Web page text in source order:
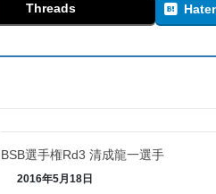
Threads
BSB選手権Rd3 清成龍一選手
2016年5月18日